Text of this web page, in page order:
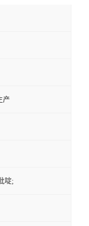
产
啶;